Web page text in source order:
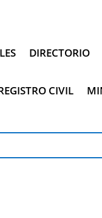
DIRECTORIO
CIVIL